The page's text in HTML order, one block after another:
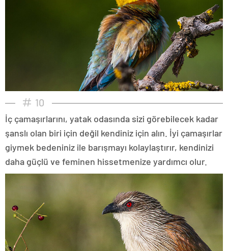
10
İç çamaşırlarını, yatak odasında sizi görebilecek kadar
şanslı olan biri için değil kendiniz için alın. İyi çamaşırlar
giymek bedeniniz ile barışmayı kolaylaştırır, kendinizi
daha güçlü ve feminen hissetmenize yardımcı olur.